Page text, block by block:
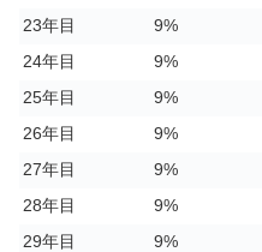
23年目
9%
24年目
9%
25年目
9%
26年目
9%
27年目
9%
28年目
9%
29年目
9%